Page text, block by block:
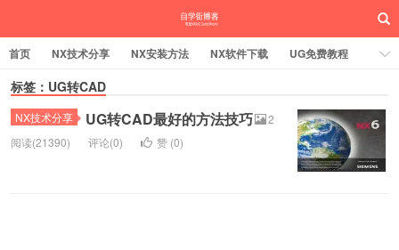
首页 NX技术分享 NX安装方法 NX软件下载
UG免费教程
UG编程加工
SW安装方法
UG实战营
标签：UG转CAD
NX技术分享 UG转CAD最好的方法技巧
2
阅读(21390)
评论(0) 赞 (0)